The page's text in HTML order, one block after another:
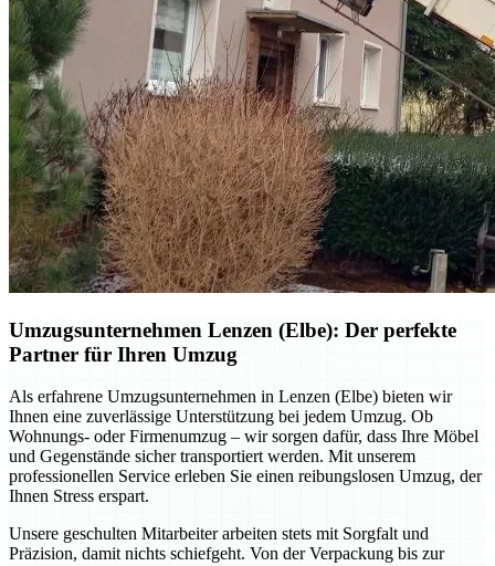
Umzugsunternehmen Lenzen (Elbe): Der perfekte
Partner für Ihren Umzug
Als erfahrene Umzugsunternehmen in Lenzen (Elbe) bieten wir
Ihnen eine zuverlässige Unterstützung bei jedem Umzug. Ob
Wohnungs- oder Firmenumzug – wir sorgen dafür, dass Ihre Möbel
und Gegenstände sicher transportiert werden. Mit unserem
professionellen Service erleben Sie einen reibungslosen Umzug, der
Ihnen Stress erspart.
Unsere geschulten Mitarbeiter arbeiten stets mit Sorgfalt und
Präzision, damit nichts schiefgeht. Von der Verpackung bis zur